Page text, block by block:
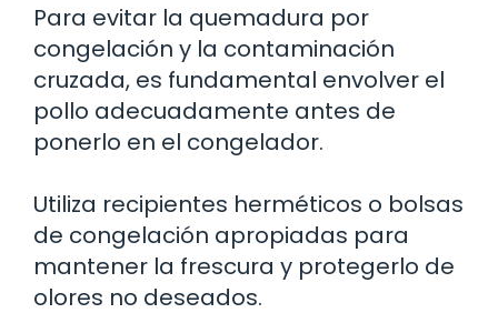
Para evitar la quemadura por
congelación y la contaminación
cruzada, es fundamental envolver el
pollo adecuadamente antes de
ponerlo en el congelador.
Utiliza recipientes herméticos o bolsas
de congelación apropiadas para
mantener la frescura y protegerlo de
olores no deseados.